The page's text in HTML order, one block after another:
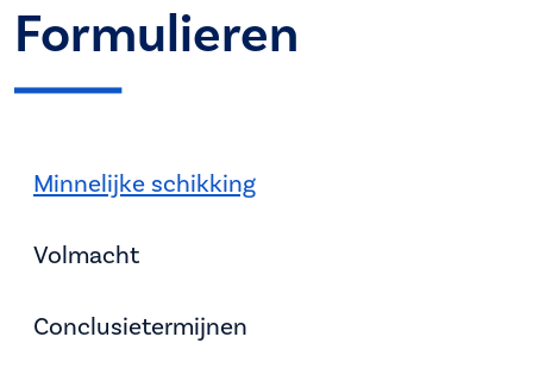
Formulieren
Minnelijke schikking
Volmacht
Conclusietermijnen